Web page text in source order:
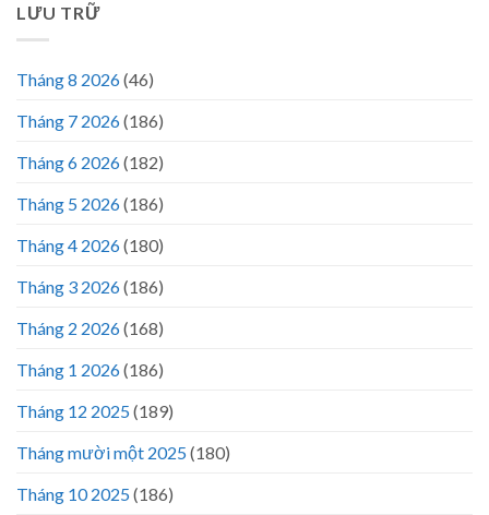
LƯU TRỮ
Tháng 8 2026(46)
Tháng 7 2026(186)
Tháng 6 2026(182)
Tháng 5 2026(186)
Tháng 4 2026(180)
Tháng 3 2026(186)
Tháng 2 2026(168)
Tháng 1 2026(186)
Tháng 12 2025(189)
Tháng mười một 2025(180)
Tháng 10 2025(186)